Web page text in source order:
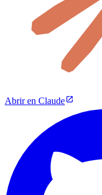
Abrir en Claude